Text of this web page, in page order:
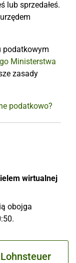
lub sprzedałeś.
podatkowym
Ministerstwa
zasady
podatkowo?
wirtualnej
obojga